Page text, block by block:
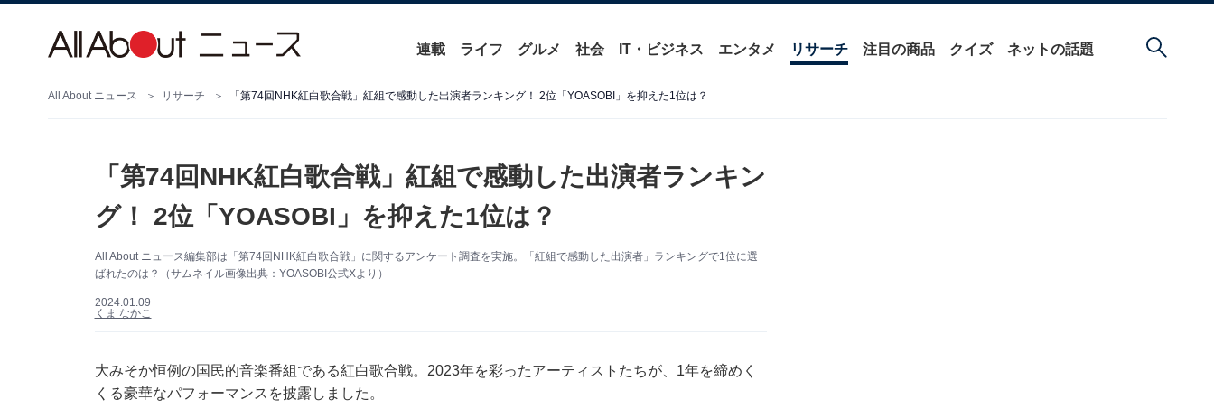
連載 ライフ グルメ 社会 IT・ビジネス エンタメ リサーチ 注目の商品 クイズ ネットの話題
All About ニュース リサーチ 「第74回NHK紅白歌合戦」紅組で感動した出演者ランキング！ 2位「YOASOBI」を抑えた1位は？
「第74回NHK紅白歌合戦」紅組で感動した出演者ランキン
グ！ 2位「YOASOBI」を抑えた1位は？
All About ニュース編集部は「第74回NHK紅白歌合戦」に関するアンケート調査を実施。「紅組で感動した出演者」ランキングで1位に選
ばれたのは？（サムネイル画像出典：YOASOBI公式Xより）
2024.01.09
くま なかこ
大みそか恒例の国民的音楽番組である紅白歌合戦。2023年を彩ったアーティストたちが、1年を締めく
くる豪華なパフォーマンスを披露しました。